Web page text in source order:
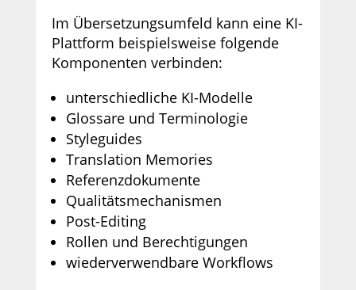
Im Übersetzungsumfeld kann eine KI-
Plattform beispielsweise folgende
Komponenten verbinden:
unterschiedliche KI-Modelle
Glossare und Terminologie
Styleguides
Translation Memories
Referenzdokumente
Qualitätsmechanismen
Post-Editing
Rollen und Berechtigungen
wiederverwendbare Workflows